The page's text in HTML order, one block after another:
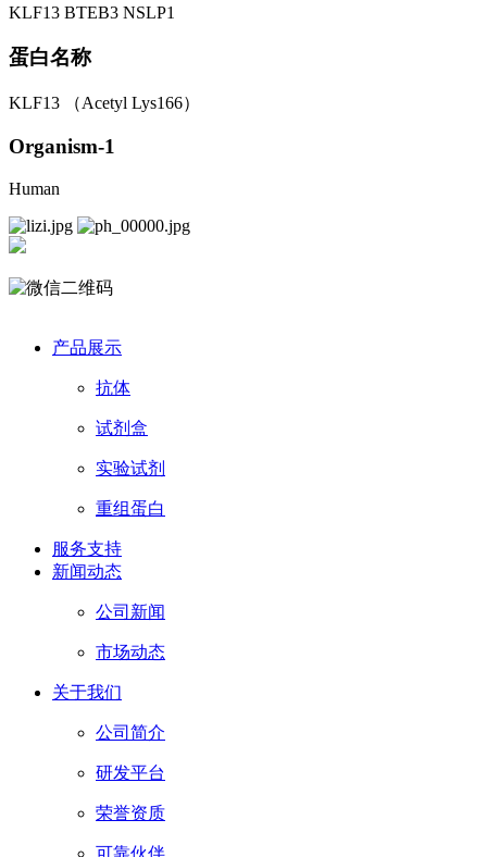
KLF13 BTEB3 NSLP1
蛋白名称
KLF13 （Acetyl Lys166）
Organism-1
Human
产品展示
抗体
试剂盒
实验试剂
重组蛋白
服务支持
新闻动态
公司新闻
市场动态
关于我们
公司简介
研发平台
荣誉资质
可靠伙伴